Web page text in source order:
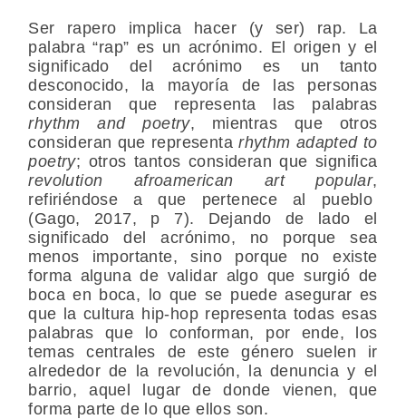
Ser rapero implica hacer (y ser) rap. La
palabra “rap” es un acrónimo. El origen y el
significado del acrónimo es un tanto
desconocido, la mayoría de las personas
consideran que representa las palabras
rhythm and poetry, mientras que otros
consideran que representarhythm adapted to
poetry; otros tantos consideran que significa
revolution afroamerican art popular,
refiriéndose a que pertenece al pueblo
(Gago, 2017, p 7). Dejando de lado el
significado del acrónimo, no porque sea
menos importante, sino porque no existe
forma alguna de validar algo que surgió de
boca en boca, lo que se puede asegurar es
que la cultura hip-hop representa todas esas
palabras que lo conforman, por ende, los
temas centrales de este género suelen ir
alrededor de la revolución, la denuncia y el
barrio, aquel lugar de donde vienen, que
forma parte de lo que ellos son.